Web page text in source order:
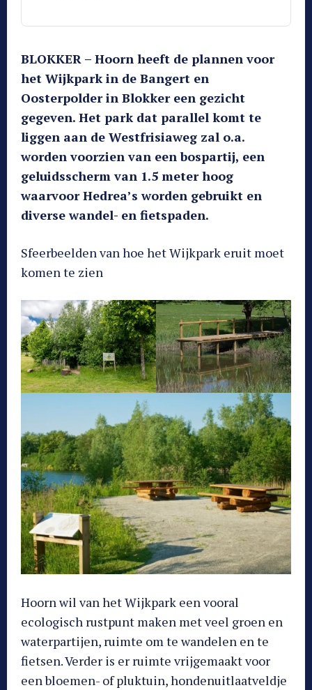
BLOKKER – Hoorn heeft de plannen voor
het Wijkpark in de Bangert en
Oosterpolder in Blokker een gezicht
gegeven. Het park dat parallel komt te
liggen aan de Westfrisiaweg zal o.a.
worden voorzien van een bospartij, een
geluidsscherm van 1.5 meter hoog
waarvoor Hedrea’s worden gebruikt en
diverse wandel- en fietspaden.
Sfeerbeelden van hoe het Wijkpark eruit moet
komen te zien
Hoorn wil van het Wijkpark een vooral
ecologisch rustpunt maken met veel groen en
waterpartijen, ruimte om te wandelen en te
fietsen. Verder is er ruimte vrijgemaakt voor
een bloemen- of pluktuin, hondenuitlaatveldje